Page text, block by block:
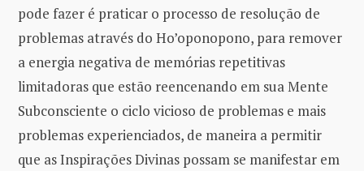
pode fazer é praticar o processo de resolução de
problemas através do Ho’oponopono, para remover
a energia negativa de memórias repetitivas
limitadoras que estão reencenando em sua Mente
Subconsciente o ciclo vicioso de problemas e mais
problemas experienciados, de maneira a permitir
que as Inspirações Divinas possam se manifestar em